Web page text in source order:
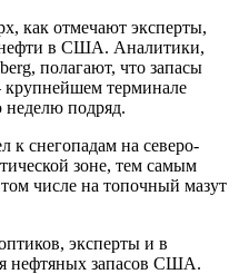
как отмечают эксперты,
нефти в США. Аналитики,
полагают, что запасы
терминале
неделю подряд.
к снегопадам на северо-
зоне, тем самым
числе на топочный мазут
эксперты и в
нефтяных запасов США.